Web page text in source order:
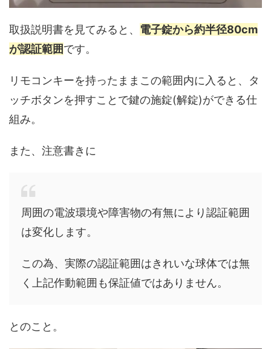
取扱説明書を見てみると、 電子錠から約半径80cm
が認証範囲です。
リモコンキーを持ったままこの範囲内に入ると、タ
ッチボタンを押すことで鍵の施錠(解錠)ができる仕
組み。
また、注意書きに
周囲の電波環境や障害物の有無により認証範囲
は変化します。
この為、実際の認証範囲はきれいな球体では無
く上記作動範囲も保証値ではありません。
とのこと。